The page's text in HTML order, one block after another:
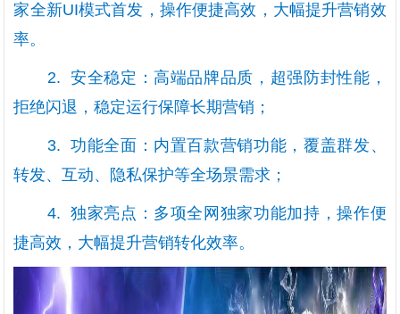
家全新UI模式首发，操作便捷高效，大幅提升营销效
率。
2. 安全稳定：高端品牌品质，超强防封性能，
拒绝闪退，稳定运行保障长期营销；
3. 功能全面：内置百款营销功能，覆盖群发、
转发、互动、隐私保护等全场景需求；
4. 独家亮点：多项全网独家功能加持，操作便
捷高效，大幅提升营销转化效率。